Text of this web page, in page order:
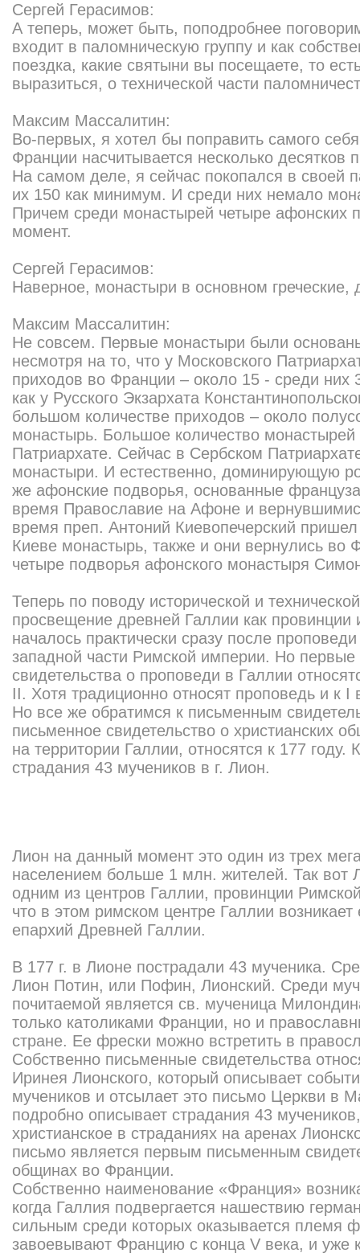
Сергей Герасимов:
А теперь, может быть, поподробнее
входит в паломническую группу и как
поездка, какие святыни вы посещаете, то
выразиться, о технической части
Максим Массалитин:
Во-первых, я хотел бы поправить самого
Франции насчитывается несколько десятков
На самом деле, я сейчас покопался в своей
их 150 как минимум. И среди них немало
Причем среди монастырей четыре афонских
момент.
Сергей Герасимов:
Наверное, монастыри в основном греческие,
Максим Массалитин:
Не совсем. Первые монастыри были
несмотря на то, что у Московского
приходов во Франции – около 15 - среди
как у Русского Экзархата
большом количестве приходов – около
монастырь. Большое количество
Патриархате. Сейчас в Сербском
монастыри. И естественно, доминирующую
же афонские подворья, основанные
время Православие на Афоне и
время преп. Антоний Киевопечерский
Киеве монастырь, также и они вернулись во
четыре подворья афонского монастыря
Теперь по поводу исторической и
просвещение древней Галлии как провинции
началось практически сразу после
западной части Римской империи. Но
свидетельства о проповеди в Галлии
II. Хотя традиционно относят проповедь и к I
Но все же обратимся к письменным
письменное свидетельство о христианских
на территории Галлии, относятся к 177 году.
страдания 43 мучеников в г. Лион.
Лион на данный момент это один из трех
населением больше 1 млн. жителей. Так вот
одним из центров Галлии, провинции
что в этом римском центре Галлии
епархий Древней Галлии.
В 177 г. в Лионе пострадали 43 мученика.
Лион Потин, или Пофин, Лионский. Среди
почитаемой является св. мученица
только католиками Франции, но и
стране. Ее фрески можно встретить в
Собственно письменные свидетельства
Иринея Лионского, который описывает
мучеников и отсылает это письмо Церкви в
подробно описывает страдания 43
христианское в страданиях на аренах
письмо является первым письменным
общинах во Франции.
Собственно наименование «Франция»
когда Галлия подвергается нашествию
сильным среди которых оказывается племя
завоевывают Францию с конца V века, и уже